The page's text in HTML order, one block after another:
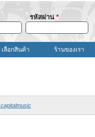
รหัสผ่าน *
เลือกสินค้า ร้านของเรา
capitalmusic